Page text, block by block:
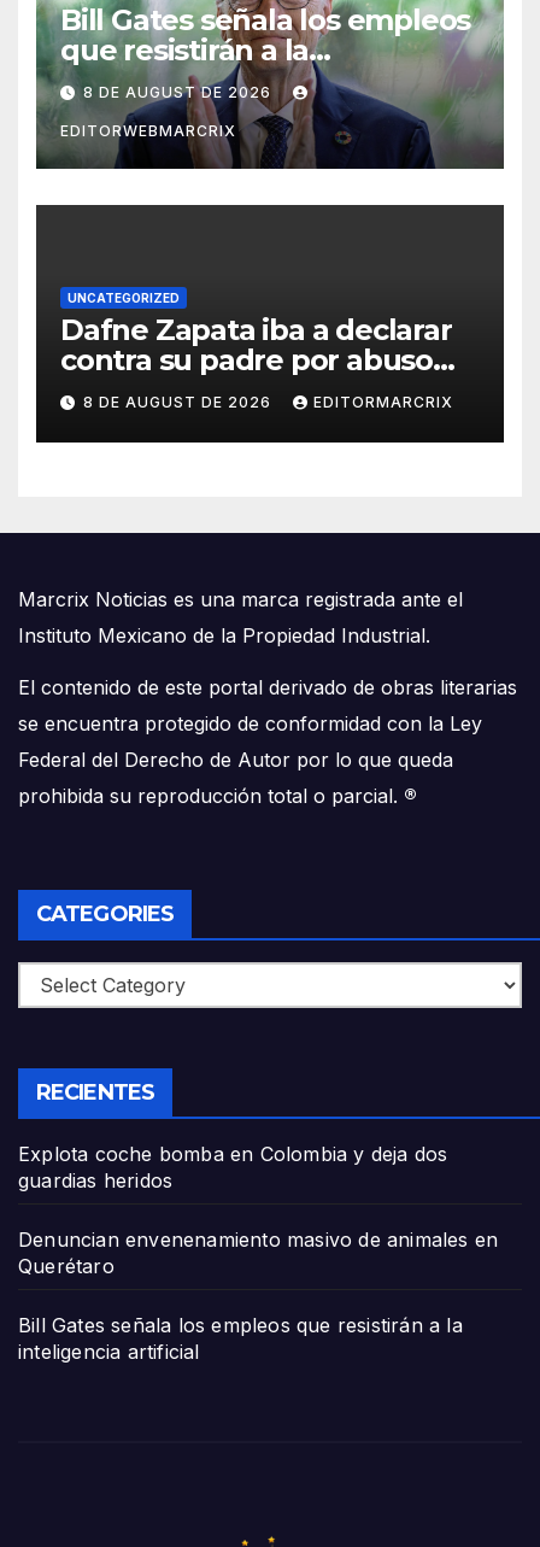
Bill Gates señala los empleos
que resistirán a la
inteligencia artificial
8 DE AUGUST DE 2026
EDITORWEBMARCRIX
UNCATEGORIZED
Dafne Zapata iba a declarar
contra su padre por abuso
sexual
8 DE AUGUST DE 2026 EDITORMARCRIX
Marcrix Noticias es una marca registrada ante el
Instituto Mexicano de la Propiedad Industrial.
El contenido de este portal derivado de obras literarias
se encuentra protegido de conformidad con la Ley
Federal del Derecho de Autor por lo que queda
prohibida su reproducción total o parcial. ®
CATEGORIES
Categories
RECIENTES
Explota coche bomba en Colombia y deja dos
guardias heridos
Denuncian envenenamiento masivo de animales en
Querétaro
Bill Gates señala los empleos que resistirán a la
inteligencia artificial